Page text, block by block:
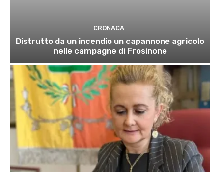
CRONACA
Distrutto da un incendio un capannone agricolo
nelle campagne di Frosinone